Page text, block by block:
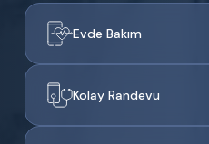
Evde Bakım
Kolay Randevu